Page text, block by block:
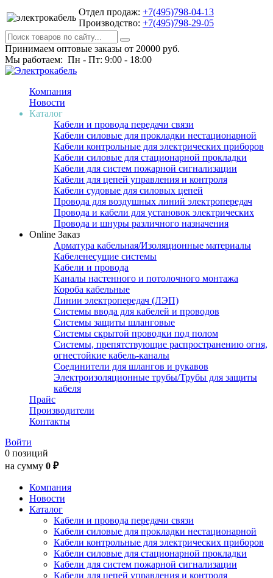
Отдел продаж: +7(495)798-04-13
Производство: +7(495)798-29-05
Принимаем оптовые заказы от 20000 руб.
Мы работаем: Пн - Пт: 9:00 - 18:00
Компания
Новости
Каталог
Кабели и провода передачи связи
Кабели силовые для прокладки нестационарной
Кабели контрольные для электрических приборов
Кабели силовые для стационарной прокладки
Кабели для систем пожарной сигнализации
Кабели для цепей управления и контроля
Кабели судовые для силовых цепей
Провода для воздушных линий электропередач
Провода и кабели для установок электрических
Провода и шнуры различного назначения
Online Заказ
Арматура кабельная/Изоляционные материалы
Кабеленесущие системы
Кабели и провода
Каналы настенного и потолочного монтажа
Короба кабельные
Линии электропередач (ЛЭП)
Системы ввода для кабелей и проводов
Системы защиты шланговые
Системы скрытой проводки под полом
Системы, препятствующие распространению огня,
огнестойкие кабель-каналы
Соединители для шлангов и рукавов
Электроизоляционные трубы/Трубы для защиты
кабеля
Прайс
Производители
Контакты
Войти
0 позиций
на сумму 0 ₽
Компания
Новости
Каталог
Кабели и провода передачи связи
Кабели силовые для прокладки нестационарной
Кабели контрольные для электрических приборов
Кабели силовые для стационарной прокладки
Кабели для систем пожарной сигнализации
Кабели для цепей управления и контроля